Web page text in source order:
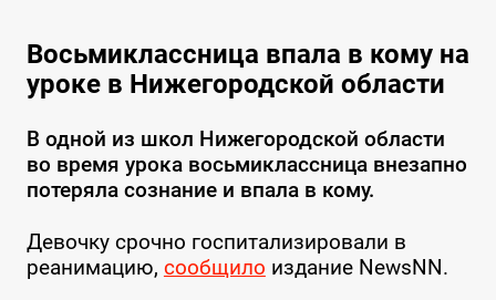
Восьмиклассница впала в кому на
уроке в Нижегородской области
В одной из школ Нижегородской области
во время урока восьмиклассница внезапно
потеряла сознание и впала в кому.
Девочку срочно госпитализировали в
реанимацию, сообщило издание NewsNN.